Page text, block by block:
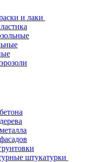
и лаки
штукатурки